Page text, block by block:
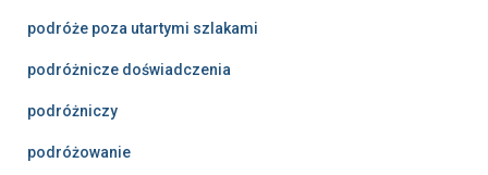
podróże poza utartymi szlakami
podróżnicze doświadczenia
podróżniczy
podróżowanie